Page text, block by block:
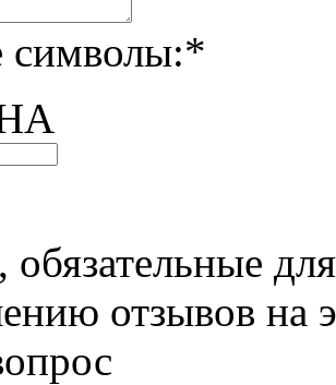
символы:*
обязательные
отзывов на